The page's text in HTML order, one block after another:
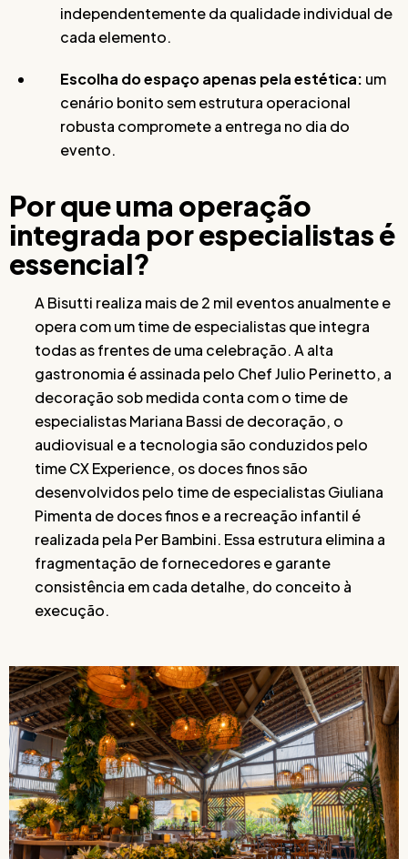
independentemente da qualidade individual de
cada elemento.
Escolha do espaço apenas pela estética: um
cenário bonito sem estrutura operacional
robusta compromete a entrega no dia do
evento.
Por que uma operação
integrada por especialistas é
essencial?
A Bisutti realiza mais de 2 mil eventos anualmente e
opera com um time de especialistas que integra
todas as frentes de uma celebração. A alta
gastronomia é assinada pelo Chef Julio Perinetto, a
decoração sob medida conta com o time de
especialistas Mariana Bassi de decoração, o
audiovisual e a tecnologia são conduzidos pelo
time CX Experience, os doces finos são
desenvolvidos pelo time de especialistas Giuliana
Pimenta de doces finos e a recreação infantil é
realizada pela Per Bambini. Essa estrutura elimina a
fragmentação de fornecedores e garante
consistência em cada detalhe, do conceito à
execução.